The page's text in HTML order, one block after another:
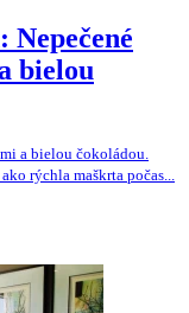
Nepečené
bielou
a bielou čokoládou.
rýchla maškrta počas...